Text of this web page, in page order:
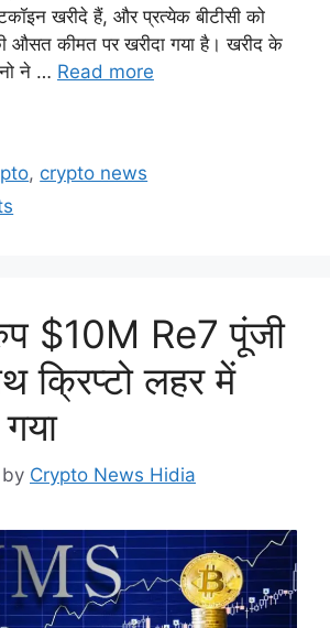
खरीदे हैं, और प्रत्येक बीटीसी को
औसत कीमत पर खरीदा गया है। खरीद के
ने … Read more
, crypto news
$10M Re7 पूंजी
क्रिप्टो लहर में
by Crypto News Hidia